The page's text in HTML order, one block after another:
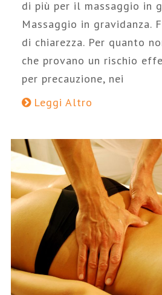
di più per il massaggio in
Massaggio in gravidanza.
di chiarezza. Per quanto
che provano un rischio
per precauzione, nei
Leggi Altro